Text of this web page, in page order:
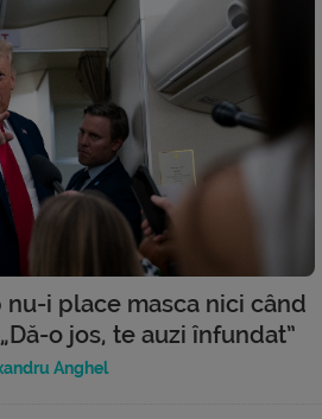
nu-i place masca nici când
o jos, te auzi înfundat”
Anghel